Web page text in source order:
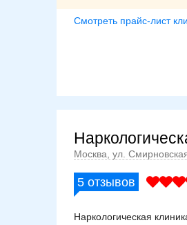
Смотреть прайс-лист
Москва, ул.
5 отзывов
Наркологическая